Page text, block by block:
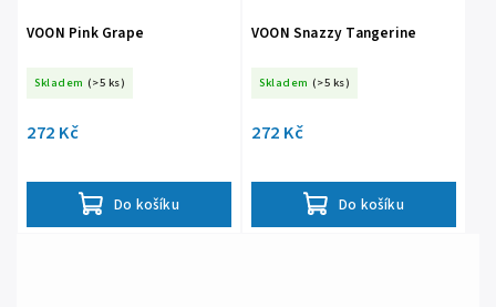
VOON Pink Grape
Skladem (>5 ks)
272 Kč
Do košíku
VOON Snazzy Tangerine
Skladem (>5 ks)
272 Kč
Do košíku